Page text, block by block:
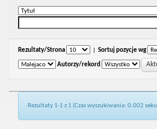
Rezultaty/Strona Sortuj pozycje wg
Autorzy/rekord
Rezultaty 1-1 z 1 (Czas wyszukiwania: 0.002